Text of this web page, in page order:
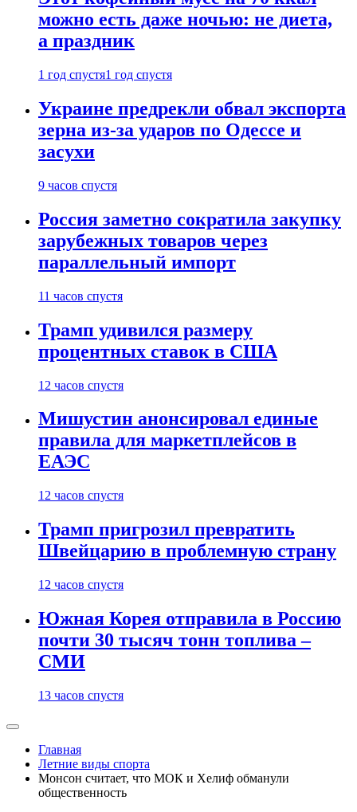
можно есть даже ночью: не диета,
а праздник
1 год спустя1 год спустя
Украине предрекли обвал экспорта
зерна из-за ударов по Одессе и
засухи
9 часов спустя
Россия заметно сократила закупку
зарубежных товаров через
параллельный импорт
11 часов спустя
Трамп удивился размеру
процентных ставок в США
12 часов спустя
Мишустин анонсировал единые
правила для маркетплейсов в
ЕАЭС
12 часов спустя
Трамп пригрозил превратить
Швейцарию в проблемную страну
12 часов спустя
Южная Корея отправила в Россию
почти 30 тысяч тонн топлива –
СМИ
13 часов спустя
Главная
Летние виды спорта
Монсон считает, что МОК и Хелиф обманули
общественность